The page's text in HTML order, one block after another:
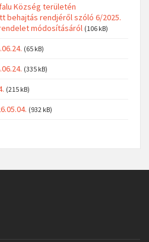
Község területén
behajtás rendjéről szóló 6/2025.
módosításáról (106 kB)
(65 kB)
(335 kB)
(215 kB)
(932 kB)